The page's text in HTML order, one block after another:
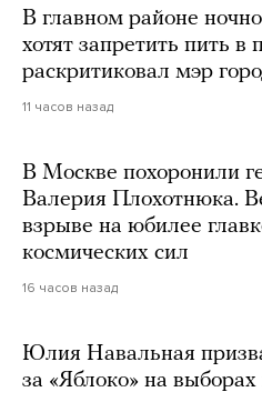
В главном районе
хотят запретить пить
раскритиковал мэр
11 часов назад
В Москве похоронили
Валерия Плохотнюка.
взрыве на юбилее
космических сил
16 часов назад
Юлия Навальная
за «Яблоко» на выборах